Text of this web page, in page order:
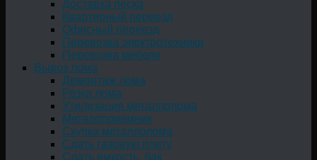
Доставка песка
Квартирный переезд
Офисный переезд
Перевозка электротехники
Перевозка мебели
Вывоз лома
Демонтаж лома
Резка лома
Утилизация металлолома
Металоприемник
Скупка металлолома
Сдать газовую плиту
Сдать емкость, бак